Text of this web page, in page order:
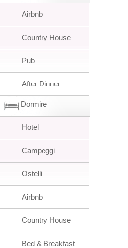
Airbnb
Country House
Pub
After Dinner
Dormire
Hotel
Campeggi
Ostelli
Airbnb
Country House
Bed & Breakfast